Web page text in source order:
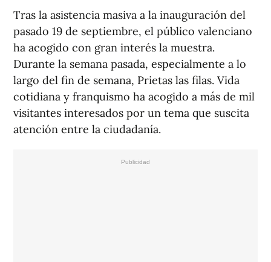
Tras la asistencia masiva a la inauguración del
pasado 19 de septiembre, el público valenciano
ha acogido con gran interés la muestra.
Durante la semana pasada, especialmente a lo
largo del fin de semana, Prietas las filas. Vida
cotidiana y franquismo ha acogido a más de mil
visitantes interesados por un tema que suscita
atención entre la ciudadanía.